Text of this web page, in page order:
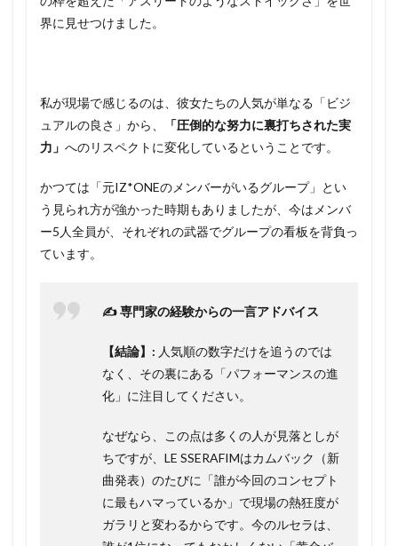
界に見せつけました。
私が現場で感じるのは、彼女たちの人気が単なる「ビジ
ュアルの良さ」から、
「圧倒的な努力に裏打ちされた実
力」 へのリスペクトに変化しているということです。
かつては「元IZ*ONEのメンバーがいるグループ」とい
う見られ方が強かった時期もありましたが、今はメンバ
ー5人全員が、それぞれの武器でグループの看板を背負っ
ています。
✍️ 専門家の経験からの一言アドバイス
【結論】: 人気順の数字だけを追うのでは
なく、その裏にある「パフォーマンスの進
化」に注目してください。
なぜなら、この点は多くの人が見落としが
ちですが、LE SSERAFIMはカムバック（新
曲発表）のたびに「誰が今回のコンセプト
に最もハマっているか」で現場の熱狂度が
ガラリと変わるからです。今のルセラは、